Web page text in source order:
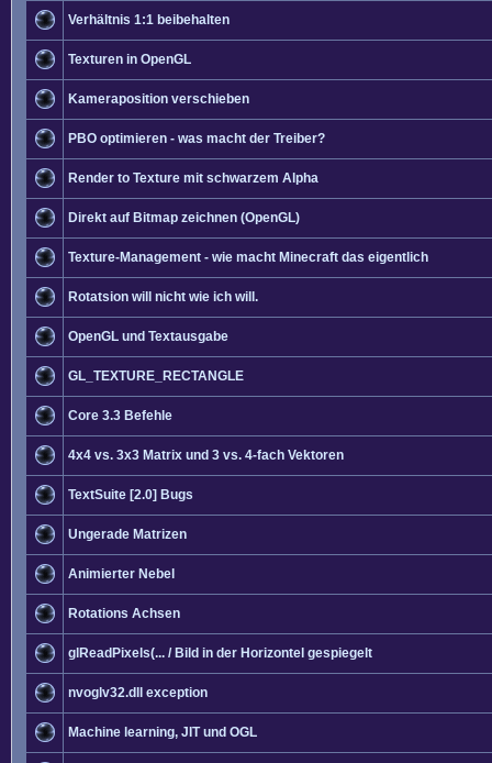
Verhältnis 1:1 beibehalten
Texturen in OpenGL
Kameraposition verschieben
PBO optimieren - was macht der Treiber?
Render to Texture mit schwarzem Alpha
Direkt auf Bitmap zeichnen (OpenGL)
Texture-Management - wie macht Minecraft das eigentlich
Rotatsion will nicht wie ich will.
OpenGL und Textausgabe
GL_TEXTURE_RECTANGLE
Core 3.3 Befehle
4x4 vs. 3x3 Matrix und 3 vs. 4-fach Vektoren
TextSuite [2.0] Bugs
Ungerade Matrizen
Animierter Nebel
Rotations Achsen
glReadPixels(... / Bild in der Horizontel gespiegelt
nvoglv32.dll exception
Machine learning, JIT und OGL